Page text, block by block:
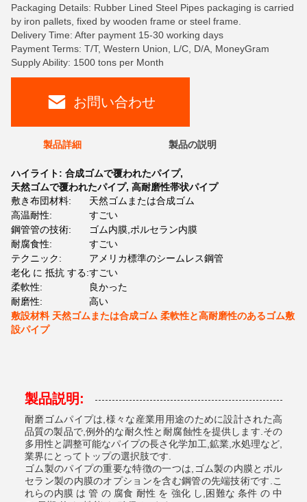
Packaging Details: Rubber Lined Steel Pipes packaging is carried
by iron pallets, fixed by wooden frame or steel frame.
Delivery Time: After payment 15-30 working days
Payment Terms: T/T, Western Union, L/C, D/A, MoneyGram
Supply Ability: 1500 tons per Month
お問い合わせ
製品詳細 製品の説明
ハイライト: 合成ゴムで覆われたパイプ,
天然ゴムで覆われたパイプ, 高耐磨性帯状パイプ
敷き布団材料:
天然ゴムまたは合成ゴム
高温耐性:
すごい
鋼管管の技術:
ゴム内膜,ポルセラン内膜
耐腐食性:
すごい
テクニック:
アメリカ標準のシームレス鋼管
老化 に 抵抗 する:すごい
柔軟性:
良かった
耐磨性:
高い
敷設材料 天然ゴムまたは合成ゴム 柔軟性と高耐磨性のあるゴム敷
設パイプ
製品説明:
耐磨ゴムパイプは,様々な産業用用途のために設計された高
品質の製品で,例外的な耐久性と耐腐蝕性を提供します.その
多用性と調整可能なパイプの長さ化学加工,鉱業,水処理など,
業界にとってトップの選択肢です.
ゴム製のパイプの重要な特徴の一つは,ゴム製の内膜とポル
セラン製の内膜のオプションを含む鋼管の先端技術です.こ
れらの内膜 は 管 の 腐食 耐性 を 強化 し,困難な 条件 の 中